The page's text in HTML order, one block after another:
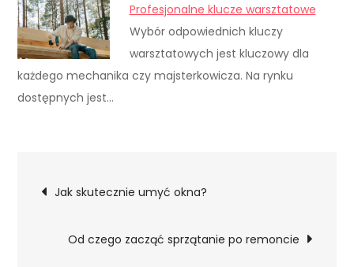
Profesjonalne klucze warsztatowe
Wybór odpowiednich kluczy
warsztatowych jest kluczowy dla
każdego mechanika czy majsterkowicza. Na rynku
dostępnych jest…
Nawigacja
wpisu
Jak skutecznie umyć okna?
Od czego zacząć sprzątanie po remoncie